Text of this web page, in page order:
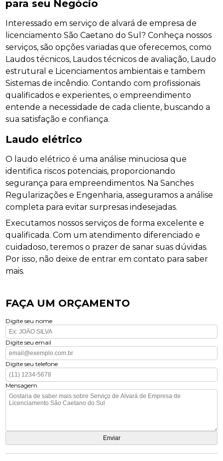
para seu Negócio
Interessado em serviço de alvará de empresa de
licenciamento São Caetano do Sul? Conheça nossos
serviços, são opções variadas que oferecemos, como
Laudos técnicos, Laudos técnicos de avaliação, Laudo
estrutural e Licenciamentos ambientais e tambem
Sistemas de incêndio. Contando com profissionais
qualificados e experientes, o empreendimento
entende a necessidade de cada cliente, buscando a
sua satisfação e confiança.
Laudo elétrico
O laudo elétrico é uma análise minuciosa que
identifica riscos potenciais, proporcionando
segurança para empreendimentos. Na Sanches
Regularizações e Engenharia, asseguramos a análise
completa para evitar surpresas indesejadas.
Executamos nossos serviços de forma excelente e
qualificada. Com um atendimento diferenciado e
cuidadoso, teremos o prazer de sanar suas dúvidas.
Por isso, não deixe de entrar em contato para saber
mais.
FAÇA UM ORÇAMENTO
Digite seu nome
Digite seu email
Digite seu telefone
Mensagem